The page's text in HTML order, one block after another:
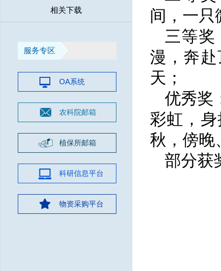
相关下载
服务专区
OA系统
农科院邮箱
植保所邮箱
科研信息平台
物资采购平台
间，一只
三等奖
漫，奔
天；
优秀奖
彩虹，
秋，傍晚
部分获